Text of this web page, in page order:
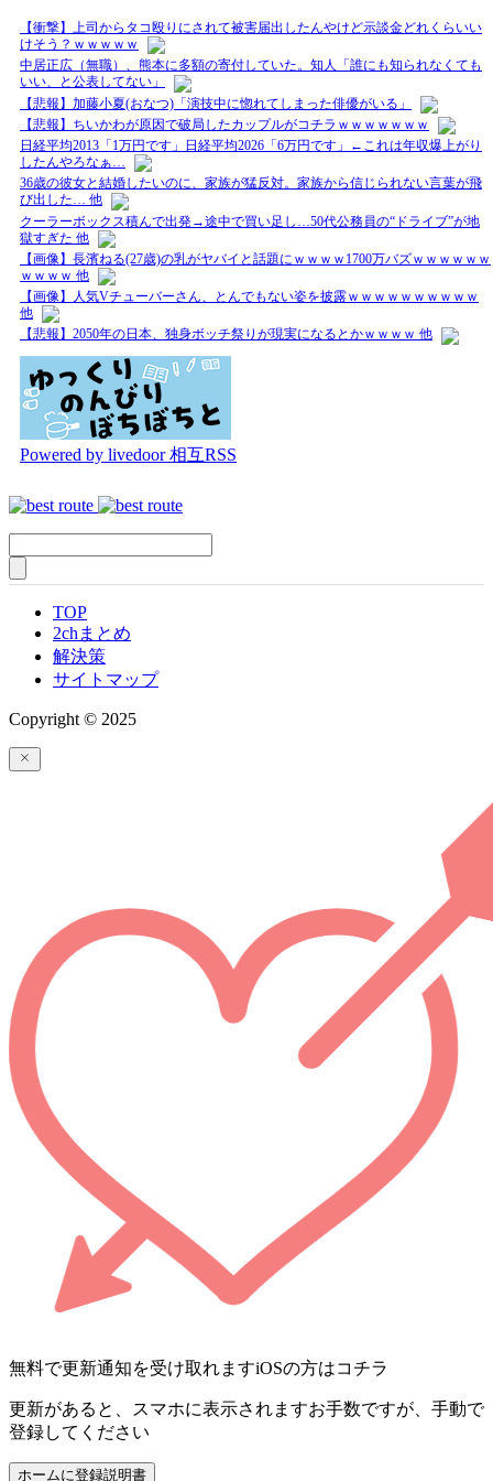
【衝撃】上司からタコ殴りにされて被害届出したんやけど示談金どれくらいい
けそう？ｗｗｗｗｗ
中居正広（無職）、熊本に多額の寄付していた。知人「誰にも知られなくても
いい、と公表してない」
【悲報】加藤小夏(おなつ)「演技中に惚れてしまった俳優がいる」
【悲報】ちいかわが原因で破局したカップルがコチラｗｗｗｗｗｗｗ
日経平均2013「1万円です」日経平均2026「6万円です」←これは年収爆上がり
したんやろなぁ…
36歳の彼女と結婚したいのに、家族が猛反対。家族から信じられない言葉が飛
び出した… 他
クーラーボックス積んで出発→途中で買い足し…50代公務員の“ドライブ”が地
獄すぎた 他
【画像】長濱ねる(27歳)の乳がヤバイと話題にｗｗｗｗ1700万バズｗｗｗｗｗｗ
ｗｗｗｗ 他
【画像】人気Vチューバーさん、とんでもない姿を披露ｗｗｗｗｗｗｗｗｗｗ
他
【悲報】2050年の日本、独身ボッチ祭りが現実になるとかｗｗｗｗ 他
Powered by livedoor 相互RSS
TOP
2chまとめ
解決策
サイトマップ
Copyright © 2025
無料で更新通知を受け取れますiOSの方はコチラ
更新があると、スマホに表示されますお手数ですが、手動で
登録してください
ホームに登録説明書